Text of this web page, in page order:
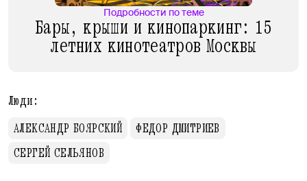
Подробности по теме
Бары, крыши и кинопаркинг: 15
летних кинотеатров Москвы
Люди:
АЛЕКСАНДР БОЯРСКИЙ
ФЕДОР ДМИТРИЕВ
СЕРГЕЙ СЕЛЬЯНОВ